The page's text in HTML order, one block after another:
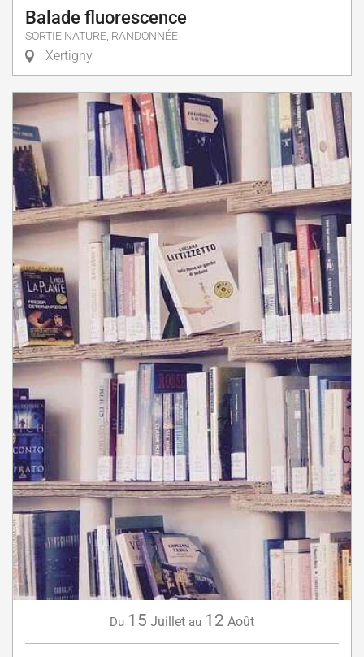
Balade fluorescence
SORTIE NATURE, RANDONNÉE
Xertigny
Du 15 Juillet au 12 Août